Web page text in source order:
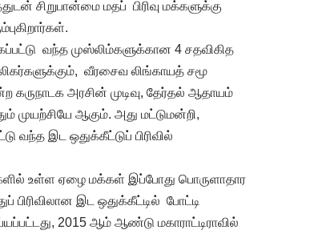
சிறுபான்மை மதப் பிரிவு மக்களுக்கு
வந்த முஸ்லிம்களுக்கான 4 சதவிகித
வீரசைவ லிங்காயத் சமூ
கருநாடக அரசின் முடிவு, தேர்தல் ஆதாயம்
முயற்சியே ஆகும். அது மட்டுமன்றி,
வந்த இட ஒதுக்கீட்டுப் பிரிவில்
உள்ள ஏழை மக்கள் இப்போது பொருளாதார
பிரிவிலான இட ஒதுக்கீட்டில் போட்டி
2015 ஆம் ஆண்டு மகாராட்டிராவில்